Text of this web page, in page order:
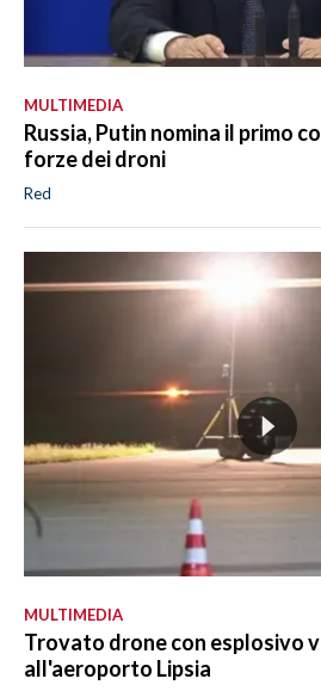
MULTIMEDIA
Russia, Putin nomina il primo
forze dei droni
Red
MULTIMEDIA
Trovato drone con esplosivo
all'aeroporto Lipsia